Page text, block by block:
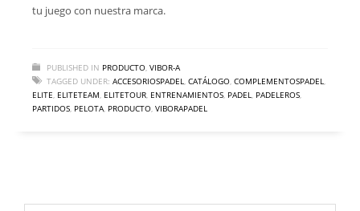
tu juego con nuestra marca.
PUBLISHED IN PRODUCTO VIBOR-A
TAGGED UNDER: ACCESORIOSPADEL CATÁLOGO COMPLEMENTOSPADEL
ELITE ELITETEAM ELITETOUR ENTRENAMIENTOS PADEL PADELEROS
PARTIDOS PELOTA PRODUCTO VIBORAPADEL